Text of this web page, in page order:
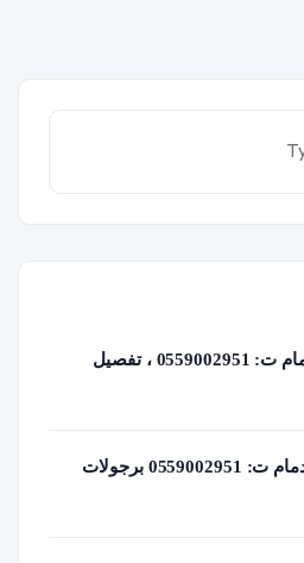
تركيب مظلات قماش الدمام ت: 0559002951 ، تفصيل
تركيب برجولات خشب الدمام ت: 0559002951 برجولات